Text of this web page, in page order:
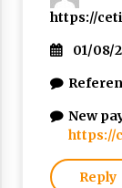
https://
01/08/
New
https://
Reply